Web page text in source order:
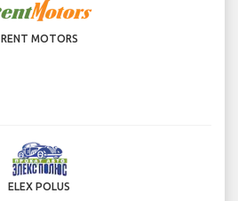
RENT MOTORS
ELEX POLUS